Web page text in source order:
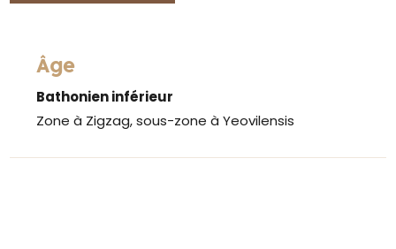
Âge
Bathonien inférieur
Zone à Zigzag, sous-zone à Yeovilensis